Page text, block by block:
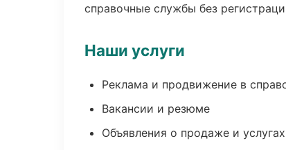
справочные службы без
Наши услуги
Реклама и продвижение в
Вакансии и резюме
Объявления о продаже и услугах